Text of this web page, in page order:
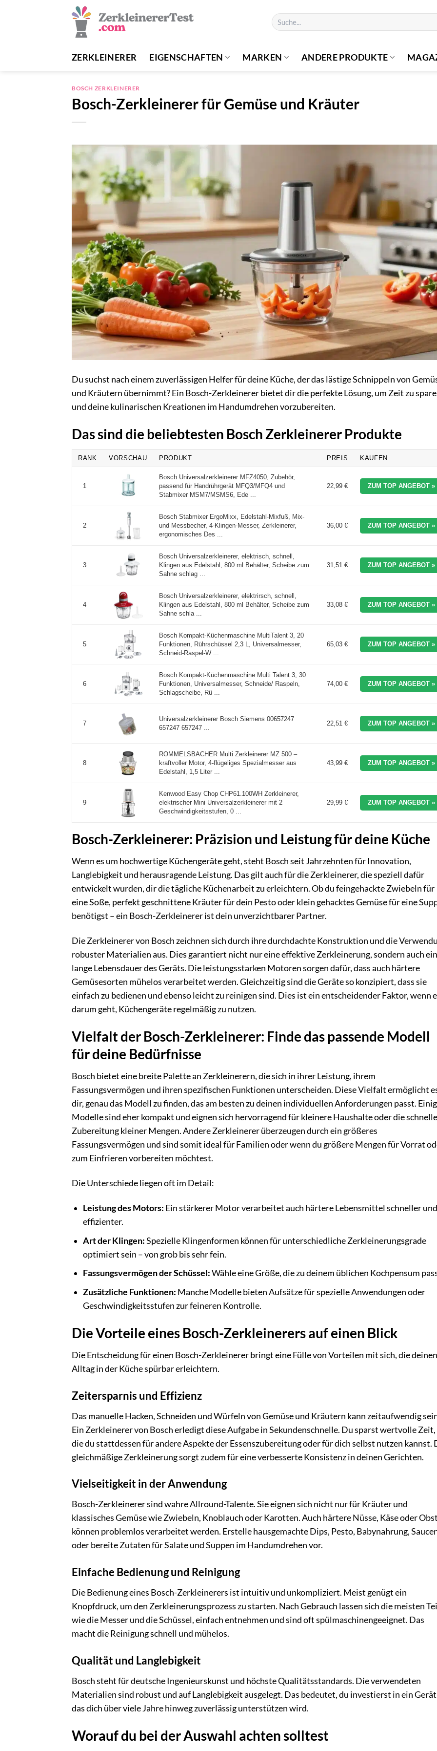
Suchen
nach:
ZERKLEINERER EIGENSCHAFTEN MARKEN ANDERE PRODUKTE
BOSCH ZERKLEINERER
Bosch-Zerkleinerer für Gemüse und Kräuter
Du suchst nach einem zuverlässigen Helfer für deine Küche, der das lästige Schnippeln von
und Kräutern übernimmt? Ein Bosch-Zerkleinerer bietet dir die perfekte Lösung, um Zeit zu
und deine kulinarischen Kreationen im Handumdrehen vorzubereiten.
Das sind die beliebtesten Bosch Zerkleinerer Produkte
RANK VORSCHAU PRODUKT PREIS KAUFEN
1
Bosch Universalzerkleinerer MFZ4050, Zubehör,
passend für Handrührgerät MFQ3/MFQ4 und
Stabmixer MSM7/MSMS6, Ede ...
22,99 € ZUM TOP ANGEBOT »
2
Bosch Stabmixer ErgoMixx, Edelstahl-Mixfuß, Mix-
und Messbecher, 4-Klingen-Messer, Zerkleinerer,
ergonomisches Des ...
36,00 € ZUM TOP ANGEBOT »
3
Bosch Universalzerkleinerer, elektrisch, schnell,
Klingen aus Edelstahl, 800 ml Behälter, Scheibe zum
Sahne schlag ...
31,51 € ZUM TOP ANGEBOT »
4
Bosch Universalzerkleinerer, elektrirsch, schnell,
Klingen aus Edelstahl, 800 ml Behälter, Scheibe zum
Sahne schla ...
33,08 € ZUM TOP ANGEBOT »
5
Bosch Kompakt-Küchenmaschine MultiTalent 3, 20
Funktionen, Rührschüssel 2,3 L, Universalmesser,
Schneid-Raspel-W ...
65,03 € ZUM TOP ANGEBOT »
6
Bosch Kompakt-Küchenmaschine Multi Talent 3, 30
Funktionen, Universalmesser, Schneide/ Raspeln,
Schlagscheibe, Rü ...
74,00 € ZUM TOP ANGEBOT »
7
Universalzerkleinerer Bosch Siemens 00657247
657247 657247 ...
22,51 € ZUM TOP ANGEBOT »
8
ROMMELSBACHER Multi Zerkleinerer MZ 500 –
kraftvoller Motor, 4-flügeliges Spezialmesser aus
Edelstahl, 1,5 Liter ...
43,99 € ZUM TOP ANGEBOT »
9
Kenwood Easy Chop CHP61.100WH Zerkleinerer,
elektrischer Mini Universalzerkleinerer mit 2
Geschwindigkeitsstufen, 0 ...
29,99 € ZUM TOP ANGEBOT »
Bosch-Zerkleinerer: Präzision und Leistung für deine Küche
Wenn es um hochwertige Küchengeräte geht, steht Bosch seit Jahrzehnten für Innovation,
Langlebigkeit und herausragende Leistung. Das gilt auch für die Zerkleinerer, die speziell dafür
entwickelt wurden, dir die tägliche Küchenarbeit zu erleichtern. Ob du feingehackte Zwiebeln für
eine Soße, perfekt geschnittene Kräuter für dein Pesto oder klein gehacktes Gemüse für eine
benötigst – ein Bosch-Zerkleinerer ist dein unverzichtbarer Partner.
Die Zerkleinerer von Bosch zeichnen sich durch ihre durchdachte Konstruktion und die
robuster Materialien aus. Dies garantiert nicht nur eine effektive Zerkleinerung, sondern auch
lange Lebensdauer des Geräts. Die leistungsstarken Motoren sorgen dafür, dass auch härtere
Gemüsesorten mühelos verarbeitet werden. Gleichzeitig sind die Geräte so konzipiert, dass sie
einfach zu bedienen und ebenso leicht zu reinigen sind. Dies ist ein entscheidender Faktor, wenn
darum geht, Küchengeräte regelmäßig zu nutzen.
Vielfalt der Bosch-Zerkleinerer: Finde das passende Modell
für deine Bedürfnisse
Bosch bietet eine breite Palette an Zerkleinerern, die sich in ihrer Leistung, ihrem
Fassungsvermögen und ihren spezifischen Funktionen unterscheiden. Diese Vielfalt ermöglicht
dir, genau das Modell zu finden, das am besten zu deinen individuellen Anforderungen passt.
Modelle sind eher kompakt und eignen sich hervorragend für kleinere Haushalte oder die schnelle
Zubereitung kleiner Mengen. Andere Zerkleinerer überzeugen durch ein größeres
Fassungsvermögen und sind somit ideal für Familien oder wenn du größere Mengen für Vorrat
zum Einfrieren vorbereiten möchtest.
Die Unterschiede liegen oft im Detail:
Leistung des Motors: Ein stärkerer Motor verarbeitet auch härtere Lebensmittel schneller und
effizienter.
Art der Klingen:Spezielle Klingenformen können für unterschiedliche Zerkleinerungsgrade
optimiert sein – von grob bis sehr fein.
Fassungsvermögen der Schüssel:Wähle eine Größe, die zu deinem üblichen Kochpensum
Zusätzliche Funktionen: Manche Modelle bieten Aufsätze für spezielle Anwendungen oder
Geschwindigkeitsstufen zur feineren Kontrolle.
Die Vorteile eines Bosch-Zerkleinerers auf einen Blick
Die Entscheidung für einen Bosch-Zerkleinerer bringt eine Fülle von Vorteilen mit sich, die deinen
Alltag in der Küche spürbar erleichtern.
Zeitersparnis und Effizienz
Das manuelle Hacken, Schneiden und Würfeln von Gemüse und Kräutern kann zeitaufwendig
Ein Zerkleinerer von Bosch erledigt diese Aufgabe in Sekundenschnelle. Du sparst wertvolle Zeit,
die du stattdessen für andere Aspekte der Essenszubereitung oder für dich selbst nutzen kannst.
gleichmäßige Zerkleinerung sorgt zudem für eine verbesserte Konsistenz in deinen Gerichten.
Vielseitigkeit in der Anwendung
Bosch-Zerkleinerer sind wahre Allround-Talente. Sie eignen sich nicht nur für Kräuter und
klassisches Gemüse wie Zwiebeln, Knoblauch oder Karotten. Auch härtere Nüsse, Käse oder Obst
können problemlos verarbeitet werden. Erstelle hausgemachte Dips, Pesto, Babynahrung,
oder bereite Zutaten für Salate und Suppen im Handumdrehen vor.
Einfache Bedienung und Reinigung
Die Bedienung eines Bosch-Zerkleinerers ist intuitiv und unkompliziert. Meist genügt ein
Knopfdruck, um den Zerkleinerungsprozess zu starten. Nach Gebrauch lassen sich die meisten
wie die Messer und die Schüssel, einfach entnehmen und sind oft spülmaschinengeeignet. Das
macht die Reinigung schnell und mühelos.
Qualität und Langlebigkeit
Bosch steht für deutsche Ingenieurskunst und höchste Qualitätsstandards. Die verwendeten
Materialien sind robust und auf Langlebigkeit ausgelegt. Das bedeutet, du investierst in ein
das dich über viele Jahre hinweg zuverlässig unterstützen wird.
Worauf du bei der Auswahl achten solltest